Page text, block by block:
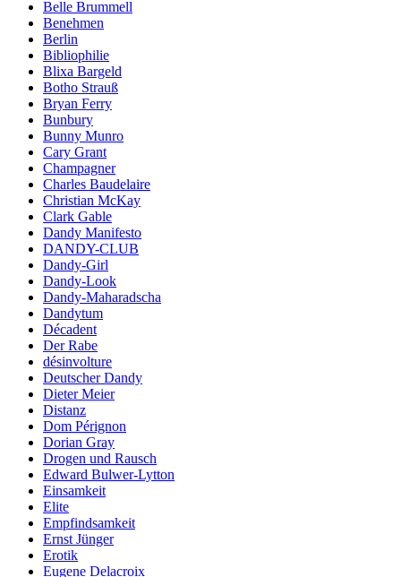
Belle Brummell
Benehmen
Berlin
Bibliophilie
Blixa Bargeld
Botho Strauß
Bryan Ferry
Bunbury
Bunny Munro
Cary Grant
Champagner
Charles Baudelaire
Christian McKay
Clark Gable
Dandy Manifesto
DANDY-CLUB
Dandy-Girl
Dandy-Look
Dandy-Maharadscha
Dandytum
Décadent
Der Rabe
désinvolture
Deutscher Dandy
Dieter Meier
Distanz
Dom Pérignon
Dorian Gray
Drogen und Rausch
Edward Bulwer-Lytton
Einsamkeit
Elite
Empfindsamkeit
Ernst Jünger
Erotik
Eugene Delacroix